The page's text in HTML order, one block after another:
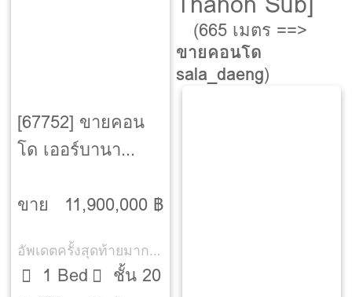
[67752] ขายคอน
โด เออร์บานา
Sathorn]
ขาย 11,900,000 ฿
อัพเดตครั้งสุดท้ายมากกว่า 30 วัน
1 Bed
ชั้น 20
(665 เมตร ==>
ขายคอนโด
sala_daeng)